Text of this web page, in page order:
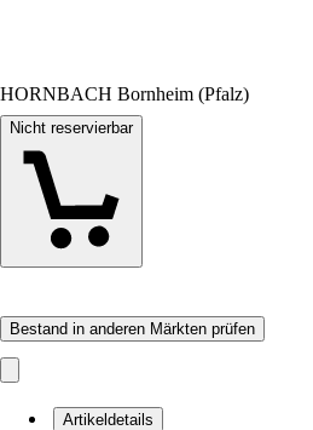
HORNBACH Bornheim (Pfalz)
Nicht reservierbar
Bestand in anderen Märkten prüfen
Artikeldetails